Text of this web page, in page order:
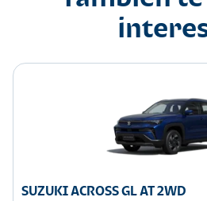
SUZUKI ACROSS GL AT 2WD